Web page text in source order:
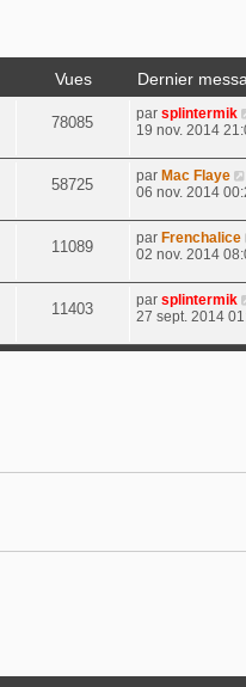
Vues
Dernier
78085 par splintermik
19 nov. 2014
58725 par Mac Flaye
06 nov. 2014
11089 par Frenchalice
02 nov. 2014
11403 par splintermik
27 sept. 2014